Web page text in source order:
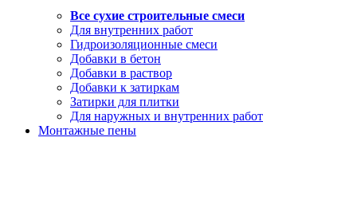
Все сухие строительные смеси
Для внутренних работ
Гидроизоляционные смеси
Добавки в бетон
Добавки в раствор
Добавки к затиркам
Затирки для плитки
Для наружных и внутренних работ
Монтажные пены